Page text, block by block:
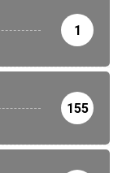
1
155